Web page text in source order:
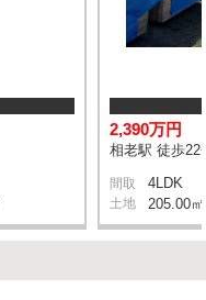
2,390万円
相老駅 徒歩22
間取 4LDK
土地 205.00㎡